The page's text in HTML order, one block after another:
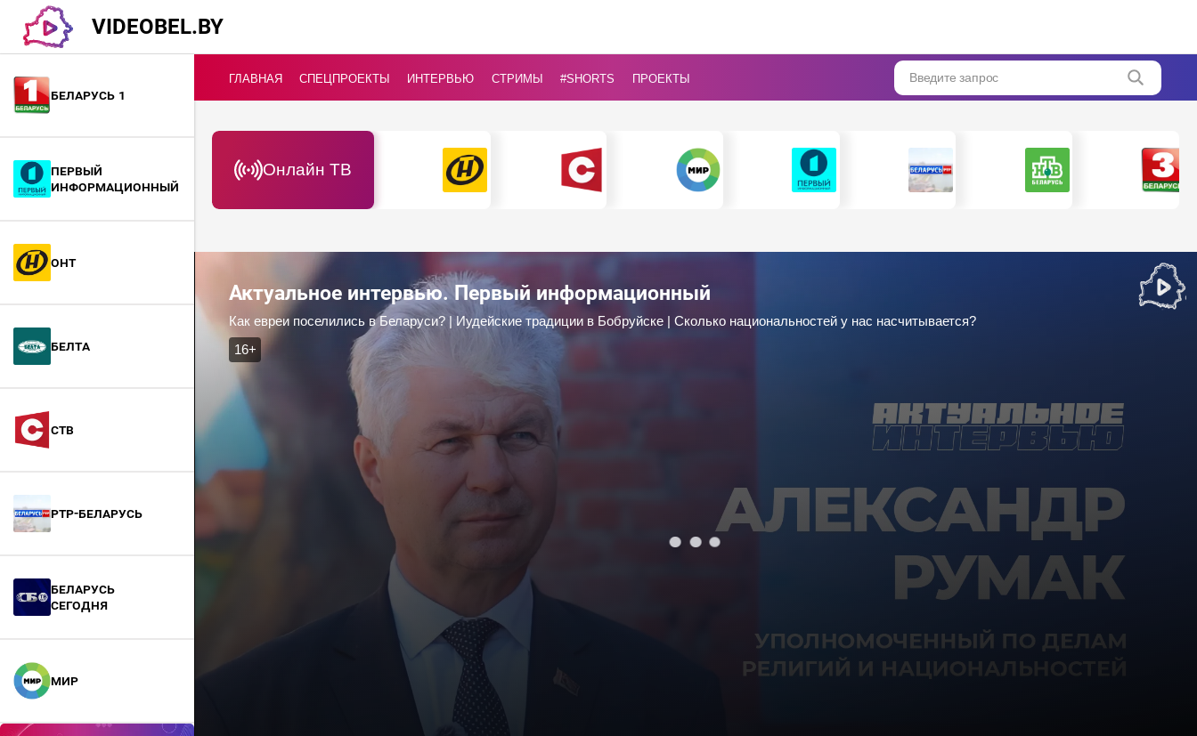
VIDEOBEL.BY
Беларусь 1
Первый
информационный
ОНТ
БелТА
СТВ
РТР-Беларусь
БЕЛАРУСЬ
СЕГОДНЯ
МИР
ГЛАВНАЯ СПЕЦПРОЕКТЫ ИНТЕРВЬЮ СТРИМЫ #Shorts ПРОЕКТЫ Введите запрос
Онлайн ТВ
Актуальное интервью. Первый информационный
Как евреи поселились в Беларуси? | Иудейские традиции в Бобруйске | Сколько национальностей у нас насчитывается?
16+